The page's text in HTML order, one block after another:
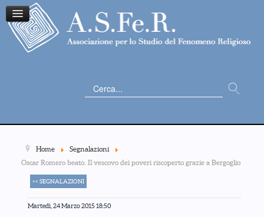
Cerca...
Home
Segnalazioni
Oscar Romero beato. Il vescovo dei poveri riscoperto grazie a Bergoglio
<< SEGNALAZIONI
Martedì, 24 Marzo 2015 18:50